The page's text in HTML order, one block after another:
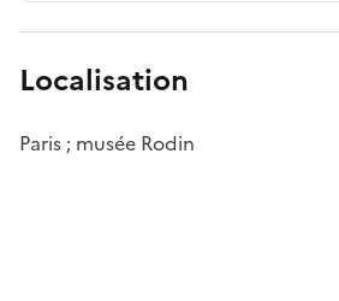
Localisation
Paris ; musée Rodin